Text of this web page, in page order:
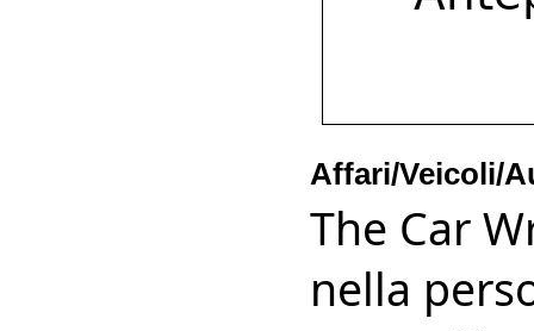
Affari/Veicoli/
The Car
nella